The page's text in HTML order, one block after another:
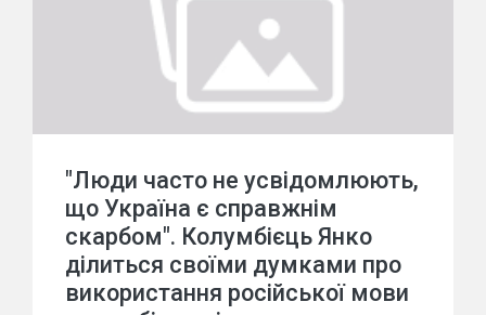
"Люди часто не усвідомлюють,
що Україна є справжнім
скарбом". Колумбієць Янко
ділиться своїми думками про
використання російської мови